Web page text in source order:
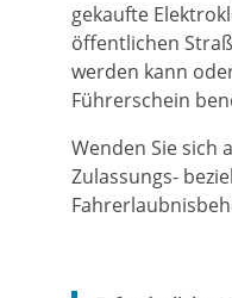
gekaufte
öffentlichen
werden kann
Führerschein
Wenden Sie sich
Zulassungs-